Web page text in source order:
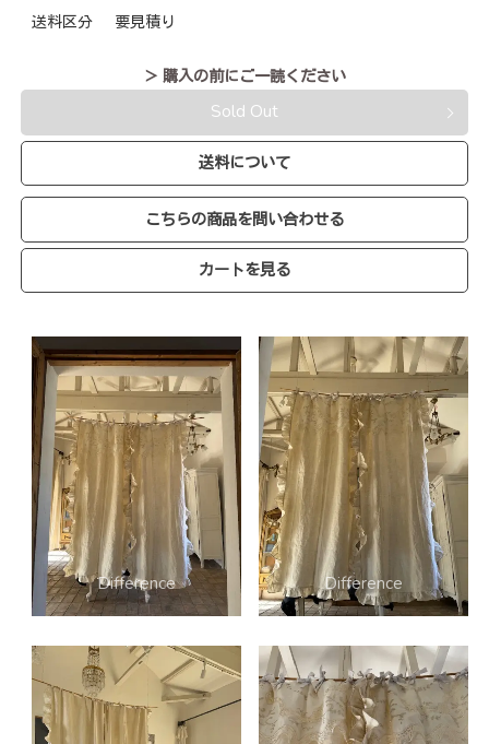
送料区分 要見積り
＞ 購入の前にご一読ください
Sold Out
送料について
こちらの商品を問い合わせる
カートを見る